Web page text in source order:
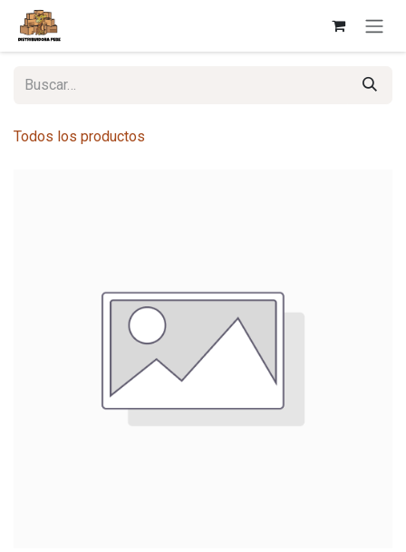
Ir al contenido
Todos los productos